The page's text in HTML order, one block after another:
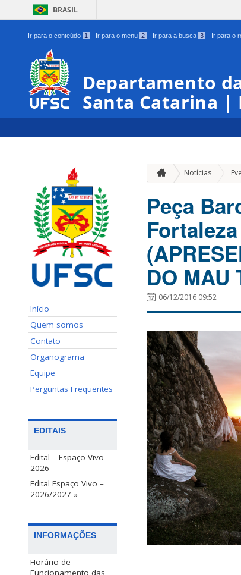
BRASIL
Ir para o conteúdo 1 Ir para o menu 2 Ir para a busca 3 Ir para o
Departamento
Santa Catarina |
Início
Quem somos
Contato
Organograma
Equipe
Perguntas Frequentes
EDITAIS
Edital – Espaço Vivo
2026
Edital Espaço Vivo –
2026/2027 »
INFORMAÇÕES
Horário de
Funcionamento das
Notícias
Peça
DO MAU
06/12/2016 09:52